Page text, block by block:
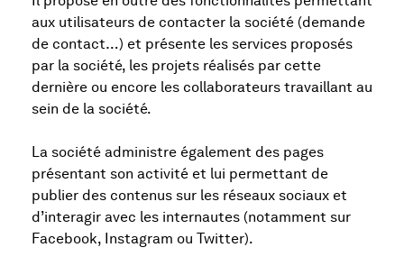
aux utilisateurs de contacter la société (demande
de contact…) et présente les services proposés
par la société, les projets réalisés par cette
dernière ou encore les collaborateurs travaillant au
sein de la société.
La société administre également des pages
présentant son activité et lui permettant de
publier des contenus sur les réseaux sociaux et
d’interagir avec les internautes (notamment sur
Facebook, Instagram ou Twitter).